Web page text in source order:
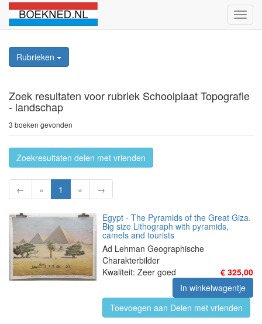
Rubrieken
Zoek resultaten voor rubriek Schoolplaat Topografie
- landschap
3 boeken gevonden
Zoekresultaten delen met vrienden
← « 1 » →
Egypt - The Pyramids of the Great Giza.
Big size Lithograph with pyramids,
camels and tourists
Ad Lehman Geographische
Charakterbilder
€ 325,00
Kwaliteit: Zeer goed
In winkelwagentje
Toevoegen aan Delen met vrienden